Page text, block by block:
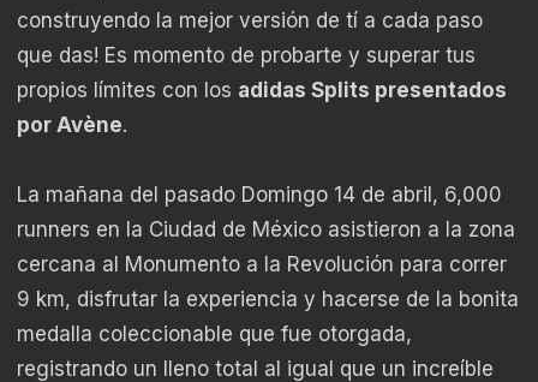
construyendo la mejor versión de tí a cada paso
que das! Es momento de probarte y superar tus
propios límites con los adidas Splits presentados
por Avène.
La mañana del pasado Domingo 14 de abril, 6,000
runners en la Ciudad de México asistieron a la zona
cercana al Monumento a la Revolución para correr
9 km, disfrutar la experiencia y hacerse de la bonita
medalla coleccionable que fue otorgada,
registrando un lleno total al igual que un increíble